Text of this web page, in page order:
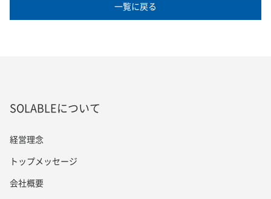
一覧に戻る
SOLABLEについて
経営理念
トップメッセージ
会社概要